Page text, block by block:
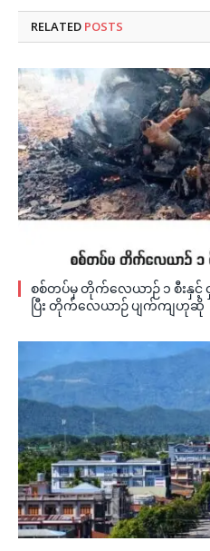
RELATED POSTS
စစ်တပ်မှ တိုက်လေယာဉ် ၁ စီးနှင့်
ပြီး တိုက်လေယာဉ် ပျက်ကျဟုဆို